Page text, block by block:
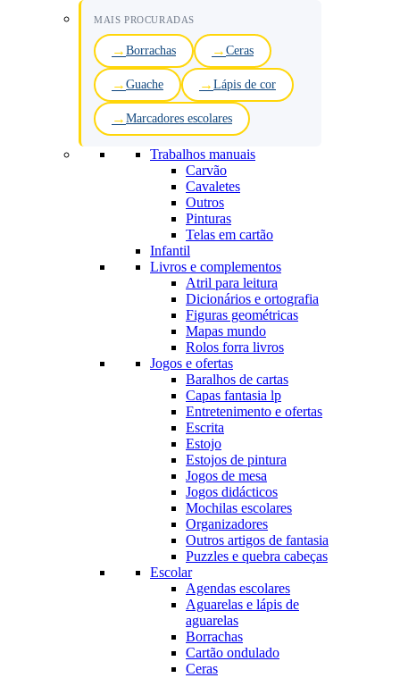
MAIS PROCURADAS
Borrachas Ceras
Guache Lápis de cor
Marcadores escolares
Trabalhos manuais
Carvão
Cavaletes
Outros
Pinturas
Telas em cartão
Infantil
Livros e complementos
Atril para leitura
Dicionários e ortografia
Figuras geométricas
Mapas mundo
Rolos forra livros
Jogos e ofertas
Baralhos de cartas
Capas fantasia lp
Entretenimento e ofertas
Escrita
Estojo
Estojos de pintura
Jogos de mesa
Jogos didácticos
Mochilas escolares
Organizadores
Outros artigos de fantasia
Puzzles e quebra cabeças
Escolar
Agendas escolares
Aguarelas e lápis de
aguarelas
Borrachas
Cartão ondulado
Ceras